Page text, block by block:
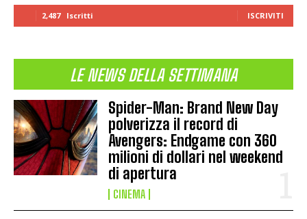
2,487 Iscritti ISCRIVITI
LE NEWS DELLA SETTIMANA
Spider-Man: Brand New Day
polverizza il record di
Avengers: Endgame con 360
milioni di dollari nel weekend
di apertura
CINEMA